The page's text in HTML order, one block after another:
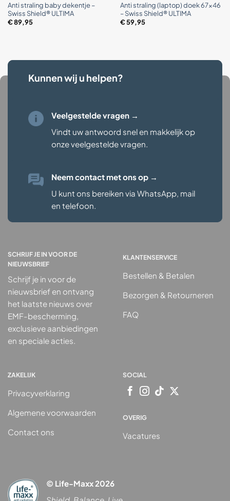
Anti straling baby dekentje –
Swiss Shield® ULTIMA
€89,95
Anti straling (laptop) doek 67×46
– Swiss Shield® ULTIMA
€59,95
Kunnen wij u helpen?
Veelgestelde vragen →
Vindt uw antwoord snel en makkelijk op
onze veelgestelde vragen.
Neem contact met ons op →
U kunt ons bereiken via WhatsApp, mail
en telefoon.
SCHRIJF JE IN VOOR DE
NIEUWSBRIEF
Schrijf je in voor de
nieuwsbrief en ontvang
het laatste nieuws over
EMF-bescherming,
exclusieve aanbiedingen
en speciale acties.
KLANTENSERVICE
Bestellen & Betalen
Bezorgen & Retourneren
FAQ
ZAKELIJK
Privacyverklaring
Algemene voorwaarden
Contact ons
SOCIAL
OVERIG
Vacatures
© Life-Maxx 2026